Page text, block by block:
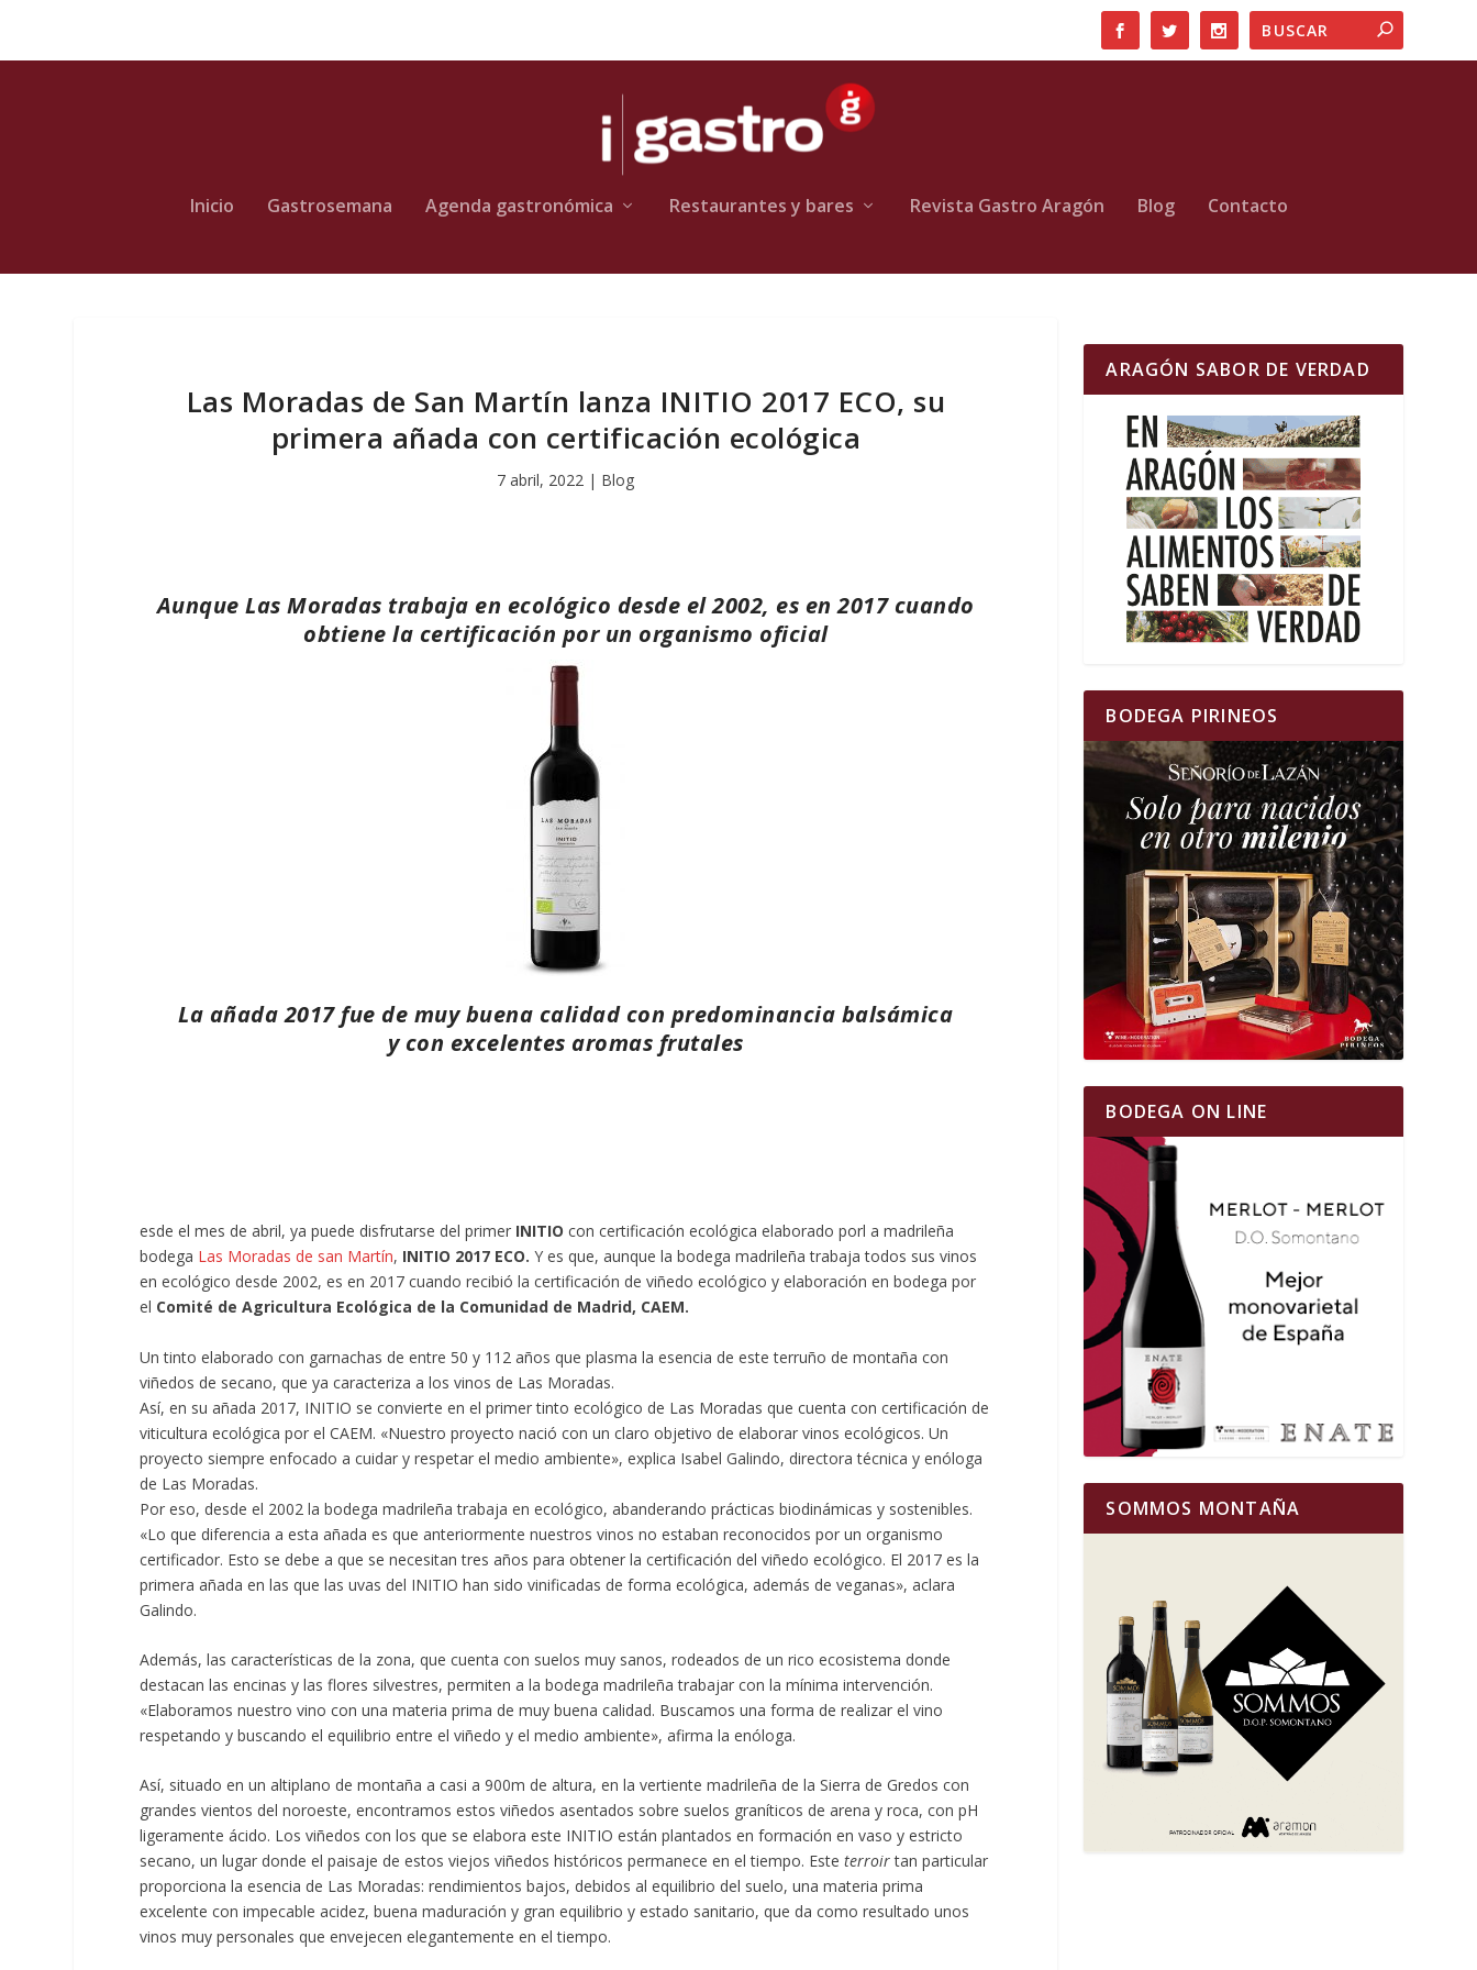
Inicio Gastrosemana Agenda gastronómica Restaurantes y bares Revista Gastro Aragón Blog Contacto
Las Moradas de San Martín lanza INITIO 2017 ECO, su
primera añada con certificación ecológica
7 abril, 2022 | Blog
Aunque Las Moradas trabaja en ecológico desde el 2002, es en 2017 cuando
obtiene la certificación por un organismo oficial
La añada 2017 fue de muy buena calidad con predominancia balsámica
y con excelentes aromas frutales
esde el mes de abril, ya puede disfrutarse del primer INITIO con certificación ecológica elaborado porl a madrileña
bodega Las Moradas de san Martín, INITIO 2017 ECO. Y es que, aunque la bodega madrileña trabaja todos sus vinos
en ecológico desde 2002, es en 2017 cuando recibió la certificación de viñedo ecológico y elaboración en bodega por
el Comité de Agricultura Ecológica de la Comunidad de Madrid, CAEM.
Un tinto elaborado con garnachas de entre 50 y 112 años que plasma la esencia de este terruño de montaña con
viñedos de secano, que ya caracteriza a los vinos de Las Moradas.
Así, en su añada 2017, INITIO se convierte en el primer tinto ecológico de Las Moradas que cuenta con certificación de
viticultura ecológica por el CAEM. «Nuestro proyecto nació con un claro objetivo de elaborar vinos ecológicos. Un
proyecto siempre enfocado a cuidar y respetar el medio ambiente», explica Isabel Galindo, directora técnica y enóloga
de Las Moradas.
Por eso, desde el 2002 la bodega madrileña trabaja en ecológico, abanderando prácticas biodinámicas y sostenibles.
«Lo que diferencia a esta añada es que anteriormente nuestros vinos no estaban reconocidos por un organismo
certificador. Esto se debe a que se necesitan tres años para obtener la certificación del viñedo ecológico. El 2017 es la
primera añada en las que las uvas del INITIO han sido vinificadas de forma ecológica, además de veganas», aclara
Galindo.
Además, las características de la zona, que cuenta con suelos muy sanos, rodeados de un rico ecosistema donde
destacan las encinas y las flores silvestres, permiten a la bodega madrileña trabajar con la mínima intervención.
«Elaboramos nuestro vino con una materia prima de muy buena calidad. Buscamos una forma de realizar el vino
respetando y buscando el equilibrio entre el viñedo y el medio ambiente», afirma la enóloga.
Así, situado en un altiplano de montaña a casi a 900m de altura, en la vertiente madrileña de la Sierra de Gredos con
grandes vientos del noroeste, encontramos estos viñedos asentados sobre suelos graníticos de arena y roca, con pH
ligeramente ácido. Los viñedos con los que se elabora este INITIO están plantados en formación en vaso y estricto
secano, un lugar donde el paisaje de estos viejos viñedos históricos permanece en el tiempo. Esteterroirtan particular
proporciona la esencia de Las Moradas: rendimientos bajos, debidos al equilibrio del suelo, una materia prima
excelente con impecable acidez, buena maduración y gran equilibrio y estado sanitario, que da como resultado unos
vinos muy personales que envejecen elegantemente en el tiempo.
ARAGÓN SABOR DE VERDAD
BODEGA PIRINEOS
BODEGA ON LINE
SOMMOS MONTAÑA